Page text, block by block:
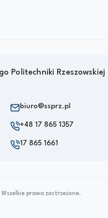
Politechniki Rzeszowskiej
biuro@ssprz.pl
+48 17 865 1357
17 865 1661
prawa zastrzeżone.